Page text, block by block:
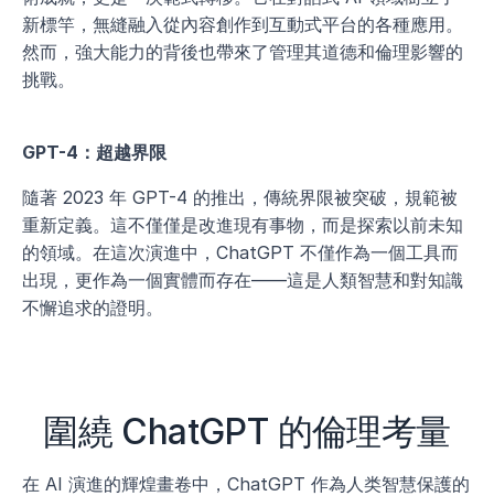
新標竿，無縫融入從內容創作到互動式平台的各種應用。
然而，強大能力的背後也帶來了管理其道德和倫理影響的
挑戰。
GPT-4：超越界限
隨著 2023 年 GPT-4 的推出，傳統界限被突破，規範被
重新定義。這不僅僅是改進現有事物，而是探索以前未知
的領域。在這次演進中，ChatGPT 不僅作為一個工具而
出現，更作為一個實體而存在——這是人類智慧和對知識
不懈追求的證明。
圍繞 ChatGPT 的倫理考量
在 AI 演進的輝煌畫卷中，ChatGPT 作為人类智慧保護的